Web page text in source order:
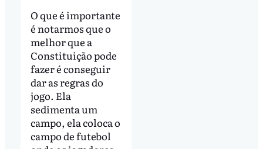
O que é importante
é notarmos que o
melhor que a
Constituição pode
fazer é conseguir
dar as regras do
jogo. Ela
sedimenta um
campo, ela coloca o
campo de futebol